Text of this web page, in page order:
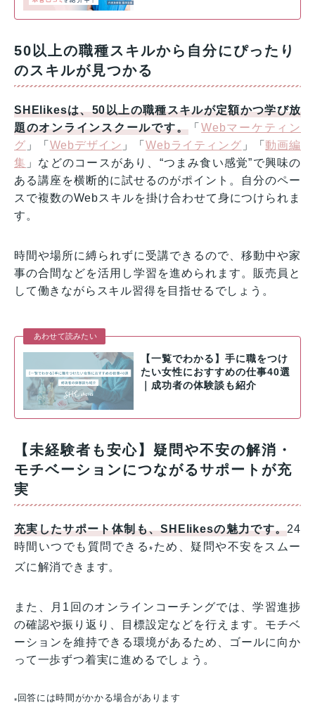
50以上の職種スキルから自分にぴったり
のスキルが見つかる
SHElikesは、50以上の職種スキルが定額かつ学び放
題のオンラインスクールです。 「Webマーケティン
グ 」「 Webデザイン 」「Webライティング 」「動画編
集 」などのコースがあり、“つまみ食い感覚”で興味の
ある講座を横断的に試せるのがポイント。自分のペー
スで複数のWebスキルを掛け合わせて身につけられま
す。
時間や場所に縛られずに受講できるので、移動中や家
事の合間などを活用し学習を進められます。販売員と
して働きながらスキル習得を目指せるでしょう。
あわせて読みたい
【一覧でわかる】手に職をつけ
たい女性におすすめの仕事40選
｜成功者の体験談も紹介
【未経験者も安心】疑問や不安の解消・
モチベーションにつながるサポートが充
実
充実したサポート体制も、SHElikesの魅力です。24
時間いつでも質問できる* ため、疑問や不安をスムー
ズに解消できます。
また、月1回のオンラインコーチングでは、学習進捗
の確認や振り返り、目標設定などを行えます。モチベ
ーションを維持できる環境があるため、ゴールに向か
って一歩ずつ着実に進めるでしょう。
*回答には時間がかかる場合があります